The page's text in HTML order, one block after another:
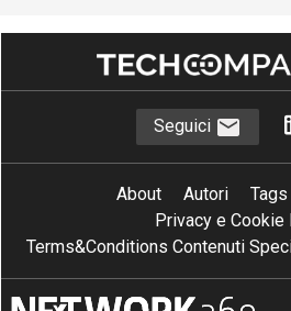
Seguici
About Autori Tags
Privacy e Cookie
Terms&Conditions Contenuti